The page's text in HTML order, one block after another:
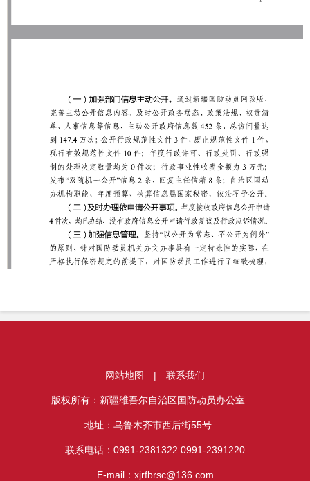
网站地图 | 联系我们
版权所有：新疆维吾尔自治区国防动员办公室
地址：乌鲁木齐市西后街55号
联系电话：0991-2381322 0991-2391220
E-mail：xjrfbrsc@136.com